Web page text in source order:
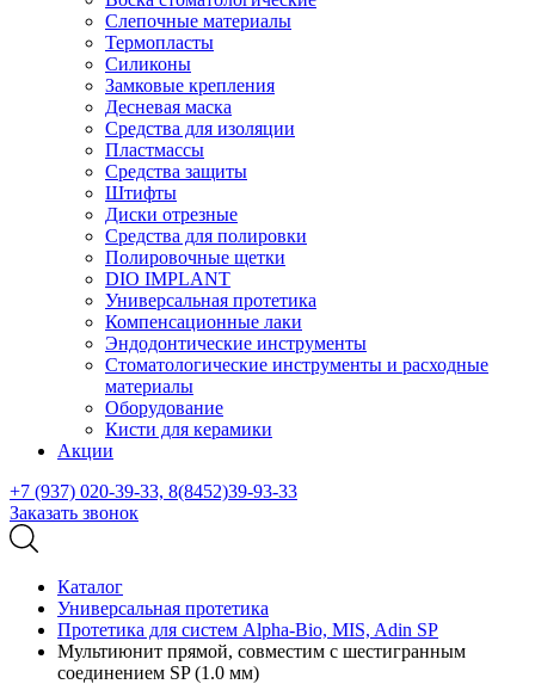
Слепочные материалы
Термопласты
Силиконы
Замковые крепления
Десневая маска
Средства для изоляции
Пластмассы
Средства защиты
Штифты
Диски отрезные
Средства для полировки
Полировочные щетки
DIO IMPLANT
Универсальная протетика
Компенсационные лаки
Эндодонтические инструменты
Стоматологические инструменты и расходные
материалы
Оборудование
Кисти для керамики
Акции
+7 (937) 020-39-33, 8(8452)39-93-33
Заказать звонок
Каталог
Универсальная протетика
Протетика для систем Alpha-Bio, MIS, Adin SP
Мультиюнит прямой, совместим с шестигранным
соединением SP (1.0 мм)